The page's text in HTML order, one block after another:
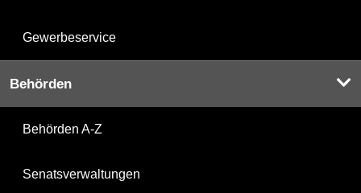
Gewerbeservice
Behörden
Behörden A-Z
Senatsverwaltungen